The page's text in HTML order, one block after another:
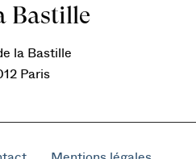
Bastille
la Bastille
Paris